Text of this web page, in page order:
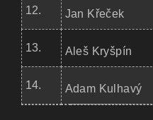
12. Jan Křeček
13. Aleš Kryšpín
14. Adam Kulhavý